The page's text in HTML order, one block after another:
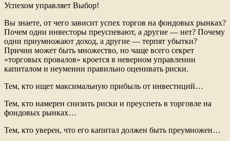
Успехом управляет Выбор!
Вы знаете, от чего зависит успех торгов на фондовых рынках?
Почем одни инвесторы преуспевают, а другие — нет? Почему
одни приумножают доход, а другие — терпят убытки?
Причин может быть множество, но чаще всего секрет
«торговых провалов» кроется в неверном управлении
капиталом и неумении правильно оценивать риски.
Тем, кто ищет максимальную прибыль от инвестиций…
Тем, кто намерен снизить риски и преуспеть в торговле на
фондовых рынках…
Тем, кто уверен, что его капитал должен быть преумножен…